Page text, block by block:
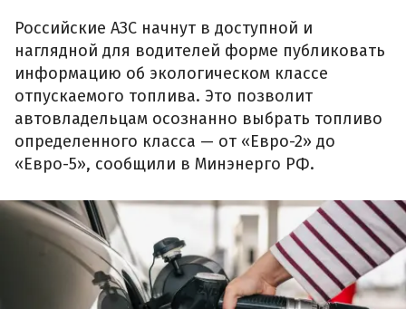
Российские АЗС начнут в доступной и
наглядной для водителей форме публиковать
информацию об экологическом классе
отпускаемого топлива. Это позволит
автовладельцам осознанно выбрать топливо
определенного класса — от «Евро-2» до
«Евро-5», сообщили в Минэнерго РФ.